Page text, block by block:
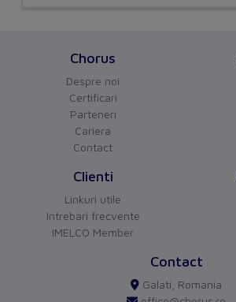
Buna ziua!
Suitable for motor safety switch
Suitable for overload relay
Length
Chorus
Despre noi
Certificari
Parteneri
Cariera
Contact
Clienti
Linkuri utile
Intrebari frecvente
IMELCO Member
Contact
Galati, Romania